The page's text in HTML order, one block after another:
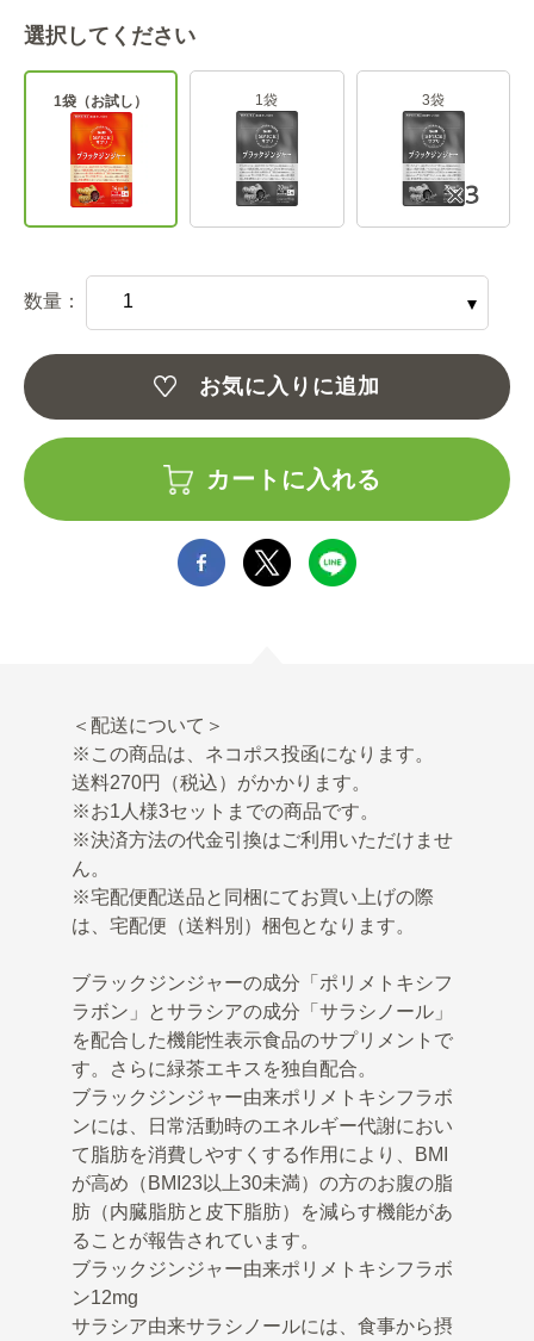
選択してください
1袋（お試し） 1袋 3袋
数量：
お気に入りに追加
カートに入れる
＜配送について＞
※この商品は、ネコポス投函になります。
送料270円（税込）がかかります。
※お1人様3セットまでの商品です。
※決済方法の代金引換はご利用いただけませ
ん。
※宅配便配送品と同梱にてお買い上げの際
は、宅配便（送料別）梱包となります。
ブラックジンジャーの成分「ポリメトキシフ
ラボン」とサラシアの成分「サラシノール」
を配合した機能性表示食品のサプリメントで
す。さらに緑茶エキスを独自配合。
ブラックジンジャー由来ポリメトキシフラボ
ンには、日常活動時のエネルギー代謝におい
て脂肪を消費しやすくする作用により、BMI
が高め（BMI23以上30未満）の方のお腹の脂
肪（内臓脂肪と皮下脂肪）を減らす機能があ
ることが報告されています。
ブラックジンジャー由来ポリメトキシフラボ
ン12mg
サラシア由来サラシノールには、食事から摂